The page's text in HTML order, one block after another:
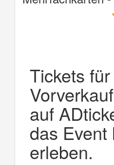
Tickets
auf
das Event
erleben.